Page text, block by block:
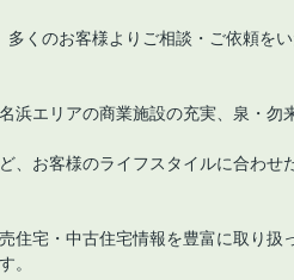
くのお客様よりご相談・ご依頼を
浜エリアの商業施設の充実、泉・勿
、お客様のライフスタイルに合わせ
住宅・中古住宅情報を豊富に取り扱
。